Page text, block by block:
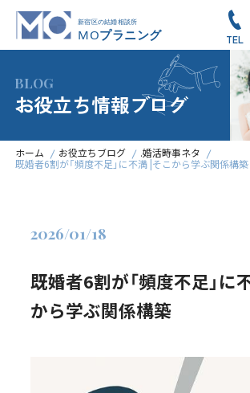
TEL
メニュー
BLOG
お役立ち情報ブログ
ホーム お役立ちブログ
.婚活時事ネタ
既婚者6割が「頻度不足」に不満 |そこから学ぶ関係構築
既婚者6割が「頻度不足」に
から学ぶ関係構築
2026/01/18